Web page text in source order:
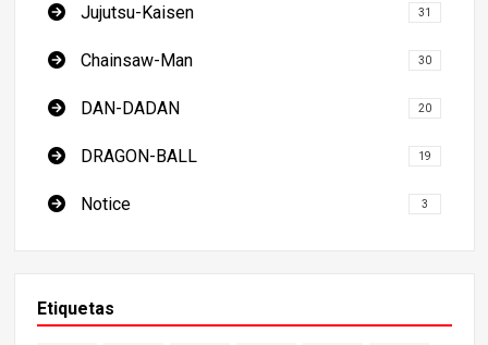
Jujutsu-Kaisen 31
Chainsaw-Man 30
DAN-DADAN 20
DRAGON-BALL 19
Notice 3
Etiquetas